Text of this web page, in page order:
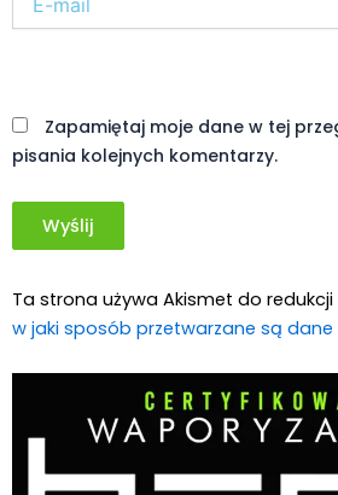
mail*
Zapamiętaj moje dane w tej
pisania kolejnych komentarzy.
Ta strona używa Akismet do
w jaki sposób przetwarzane są